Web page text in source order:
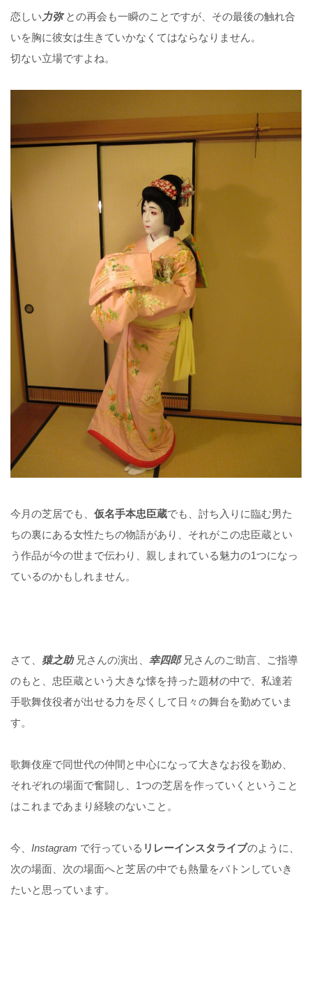
恋しい 力弥との再会も一瞬のことですが、その最後の触れ合
いを胸に彼女は生きていかなくてはならなりません。
切ない立場ですよね。
今月の芝居でも、 仮名手本忠臣蔵でも、討ち入りに臨む男た
ちの裏にある女性たちの物語があり、それがこの忠臣蔵とい
う作品が今の世まで伝わり、親しまれている魅力の1つになっ
ているのかもしれません。
さて、 猿之助 兄さんの演出、 幸四郎 兄さんのご助言、ご指導
のもと、忠臣蔵という大きな懐を持った題材の中で、私達若
手歌舞伎役者が出せる力を尽くして日々の舞台を勤めていま
す。
歌舞伎座で同世代の仲間と中心になって大きなお役を勤め、
それぞれの場面で奮闘し、1つの芝居を作っていくということ
はこれまであまり経験のないこと。
今、 Instagram で行っている リレーインスタライブのように、
次の場面、次の場面へと芝居の中でも熱量をバトンしていき
たいと思っています。